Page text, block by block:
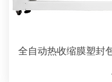
全自动热收缩膜塑封